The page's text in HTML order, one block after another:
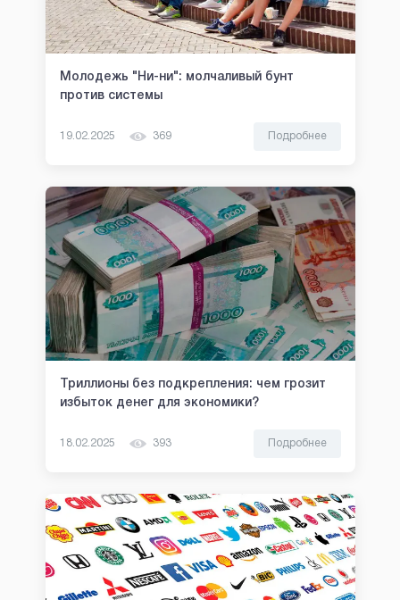
Молодежь "Ни-ни": молчаливый бунт
против системы
19.02.2025 369 Подробнее
Триллионы без подкрепления: чем грозит
избыток денег для экономики?
18.02.2025 393 Подробнее